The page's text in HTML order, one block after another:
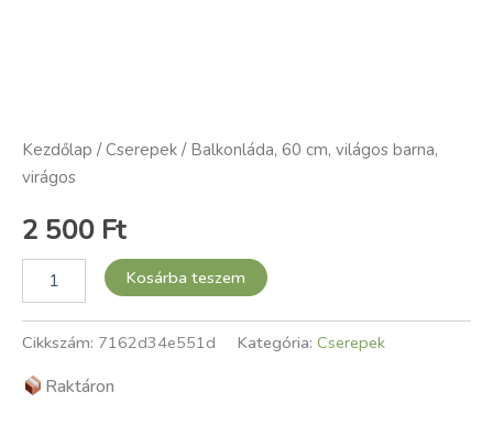
Kezdőlap /Cserepek / Balkonláda, 60 cm, világos barna,
virágos
2 500 Ft
Kosárba teszem
Cikkszám: 7162d34e551d Kategória: Cserepek
Raktáron